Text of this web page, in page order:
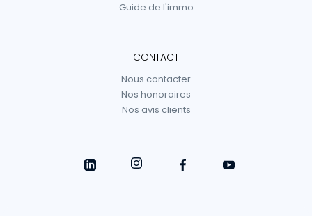
Guide de l'immo
CONTACT
Nous contacter
Nos honoraires
Nos avis clients